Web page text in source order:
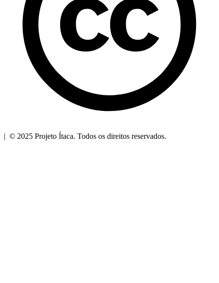
| © 2025 Projeto Ítaca. Todos os direitos reservados.